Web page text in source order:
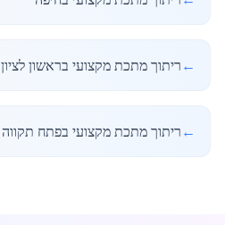
← ריתוך מתכת מקצועי בראשון לציון
← ריתוך מתכת מקצועי בפתח תקווה